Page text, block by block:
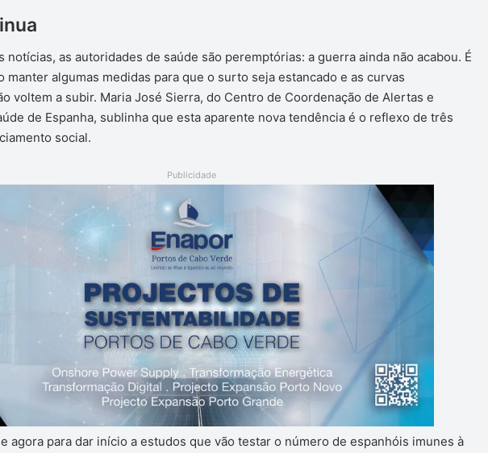
notícias, as autoridades de saúde são peremptórias: a guerra ainda não acabou. É
manter algumas medidas para que o surto seja estancado e as curvas
voltem a subir. Maria José Sierra, do Centro de Coordenação de Alertas e
de Espanha, sublinha que esta aparente nova tendência é o reflexo de três
social.
Publicidade
agora para dar início a estudos que vão testar o número de espanhóis imunes à